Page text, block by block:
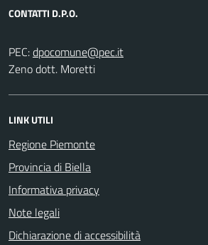
CONTATTI D.P.O.
PEC:
Zeno dott. Moretti
LINK UTILI
Regione Piemonte
Provincia di Biella
Informativa privacy
Note legali
Dichiarazione di accessibilità